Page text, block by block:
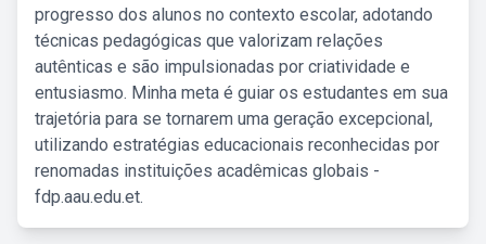
progresso dos alunos no contexto escolar, adotando
técnicas pedagógicas que valorizam relações
autênticas e são impulsionadas por criatividade e
entusiasmo. Minha meta é guiar os estudantes em sua
trajetória para se tornarem uma geração excepcional,
utilizando estratégias educacionais reconhecidas por
renomadas instituições acadêmicas globais -
fdp.aau.edu.et.